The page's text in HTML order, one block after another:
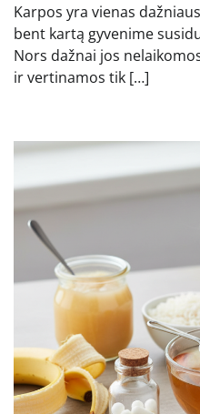
Karpos yra vienas
bent kartą gyvenime
Nors dažnai jos
ir vertinamos tik […]